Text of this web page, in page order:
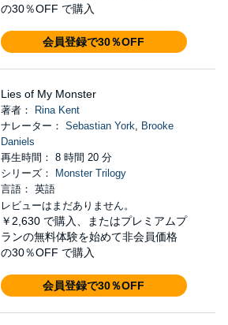
の30％OFF で購入
会員登録で30％OFF
Lies of My Monster
著者：
Rina Kent
ナレーター： Sebastian York, Brooke
Daniels
再生時間： 8 時間 20 分
シリーズ：
Monster Trilogy
言語： 英語
レビューはまだありません。
￥2,630 で購入、またはプレミアムプ
ランの無料体験を始めて非会員価格
の30％OFF で購入
会員登録で30％OFF